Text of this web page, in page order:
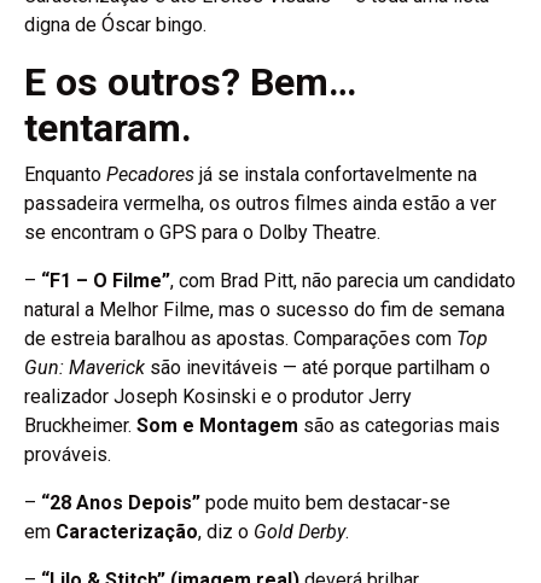
digna de Óscar bingo.
E os outros? Bem…
tentaram.
Enquanto Pecadores já se instala confortavelmente na
passadeira vermelha, os outros filmes ainda estão a ver
se encontram o GPS para o Dolby Theatre.
– “F1 – O Filme”, com Brad Pitt, não parecia um candidato
natural a Melhor Filme, mas o sucesso do fim de semana
de estreia baralhou as apostas. Comparações com Top
Gun: Maverick são inevitáveis — até porque partilham o
realizador Joseph Kosinski e o produtor Jerry
Bruckheimer. Som e Montagem são as categorias mais
prováveis.
– “28 Anos Depois” pode muito bem destacar-se
em Caracterização, diz o Gold Derby.